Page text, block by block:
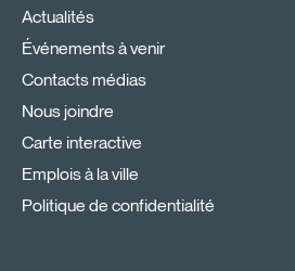
Actualités
Événements à venir
Contacts médias
Nous joindre
Carte interactive
Emplois à la ville
Politique de confidentialité